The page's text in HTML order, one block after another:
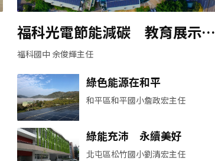
福科光電節能減碳 教育展示一
舉數得
福科國中 余俊輝主任
綠色能源在和平
和平區和平國小詹政宏主任
綠能充沛 永續美好
北屯區松竹國小劉清宏主任